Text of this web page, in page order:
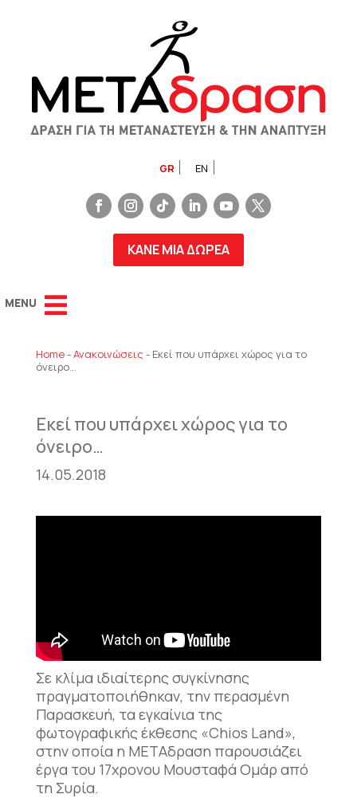
GR EN
ΚΑΝΕ ΜΙΑ ΔΩΡΕΑ
Home-Ανακοινώσεις - Εκεί που υπάρχει χώρος για το
όνειρο…
Εκεί που υπάρχει χώρος για το
όνειρο…
14.05.2018
Σε κλίμα ιδιαίτερης συγκίνησης
πραγματοποιήθηκαν, την περασμένη
Παρασκευή, τα εγκαίνια της
φωτογραφικής έκθεσης «Chios Land»,
στην οποία η ΜΕΤΑδραση παρουσιάζει
έργα του 17χρονου Μουσταφά Ομάρ από
τη Συρία.